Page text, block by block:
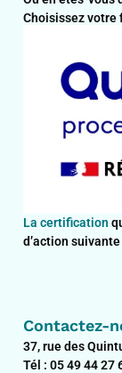
Choisissez
La certification
d’action
Contactez-
37, rue des
Tél : 05 49 44 27